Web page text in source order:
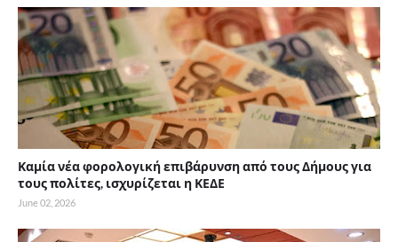
Καμία νέα φορολογική επιβάρυνση από τους Δήμους για
τους πολίτες, ισχυρίζεται η ΚΕΔΕ
June 02, 2026